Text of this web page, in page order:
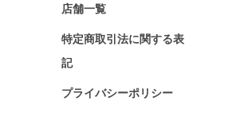
店舗一覧
特定商取引法に関する表
記
プライバシーポリシー